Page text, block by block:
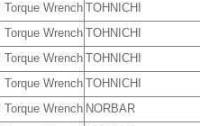
Wrench TOHNICHI
Wrench TOHNICHI
Wrench TOHNICHI
Wrench TOHNICHI
Wrench NORBAR